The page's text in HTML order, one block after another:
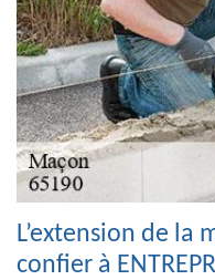
L’extension de la
confier à